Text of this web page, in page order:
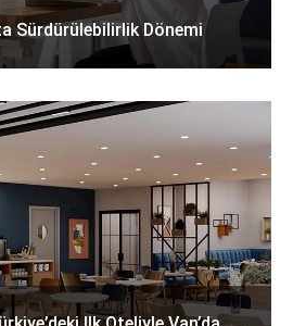
Sürdürülebilirlik Dönemi